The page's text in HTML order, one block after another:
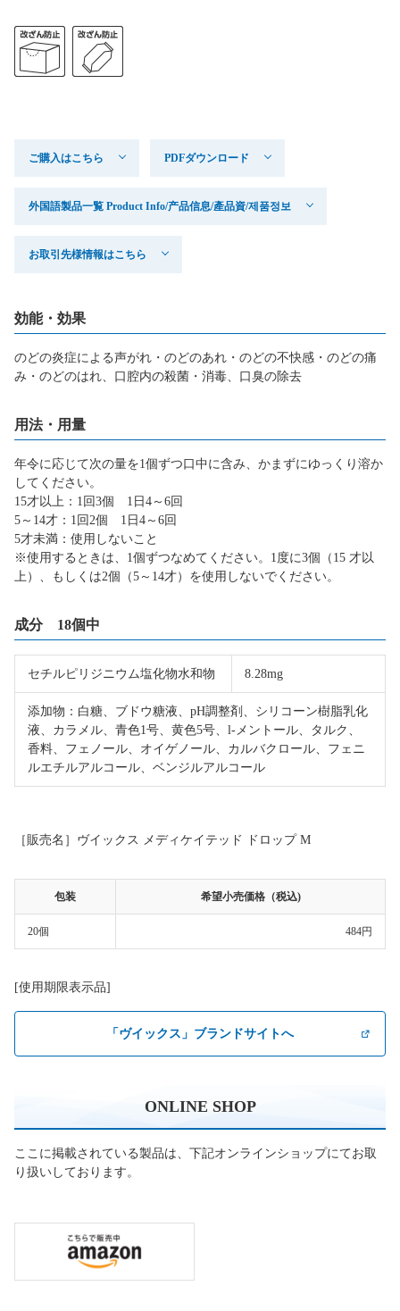
ご購入はこちら PDFダウンロード
外国語製品一覧 Product Info/产品信息/產品資/제품정보
お取引先様情報はこちら
効能・効果
のどの炎症による声がれ・のどのあれ・のどの不快感・のどの痛
み・のどのはれ、
口腔内の殺菌・消毒、口臭の除去
用法・用量
年令に応じて次の量を1個ずつ口中に含み、かまずにゆっくり溶か
してください。
15才以上：1回3個 1日4～6回
5～14才：1回2個 1日4～6回
5才未満：使用しないこと
※使用するときは、1個ずつなめてください。1度に3個（15 才以
上）、もしくは2個（5～14才）を使用しないでください。
成分 18個中
セチルピリジニウム塩化物水和物 8.28mg
添加物：白糖、ブドウ糖液、pH調整剤、シリコーン樹脂乳化
液、カラメル、青色1号、 黄色5号、l-メントール、タルク、
香料、フェノール、オイゲノール、カルバクロール、フェニ
ルエチルアルコール、ベンジルアルコール
［販売名］ヴイックス メディケイテッド ドロップ M
包装 希望小売価格（税込)
20個 484円
[使用期限表示品]
「ヴイックス」ブランドサイトへ
ONLINE SHOP
ここに掲載されている製品は、下記オンラインショップにてお取
り扱いしております。